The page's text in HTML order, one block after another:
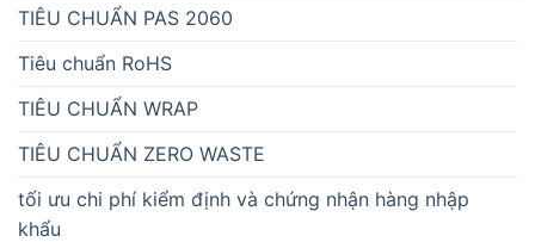
TIÊU CHUẨN PAS 2060
Tiêu chuẩn RoHS
TIÊU CHUẨN WRAP
TIÊU CHUẨN ZERO WASTE
tối ưu chi phí kiểm định và chứng nhận hàng nhập
khẩu